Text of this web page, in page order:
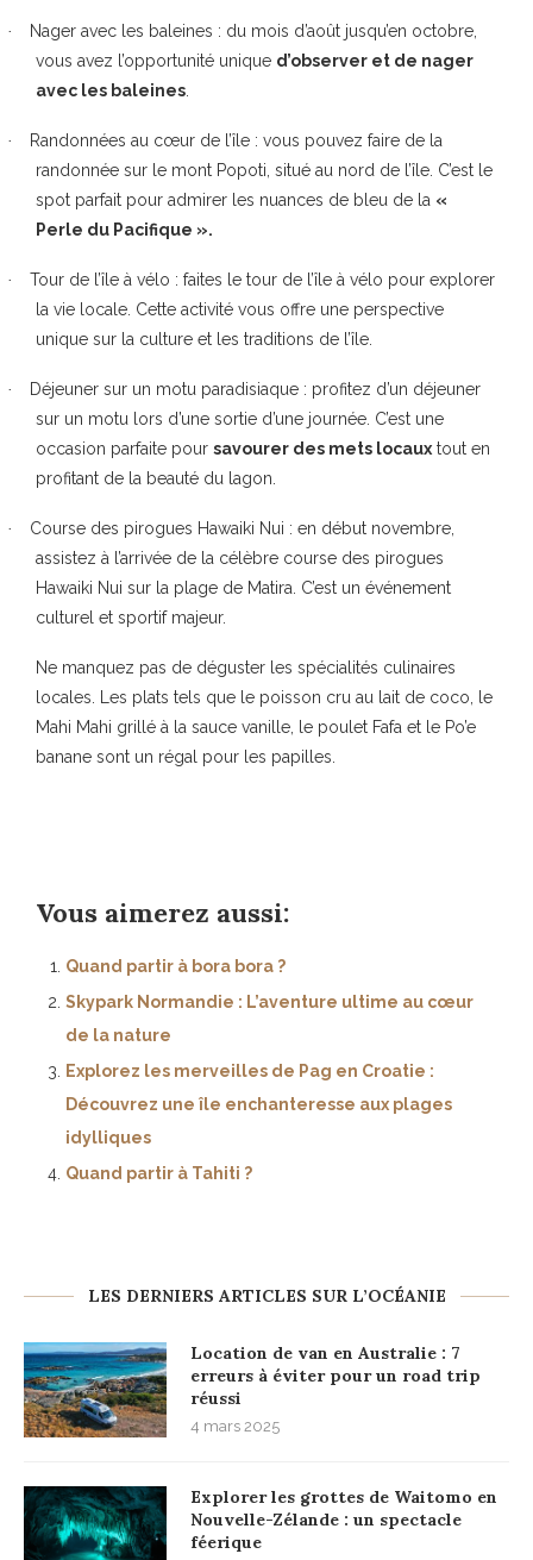
· Nager avec les baleines : du mois d’août jusqu’en octobre,
vous avez l’opportunité unique d’observer et de nager
avec les baleines
· Randonnées au cœur de l’île : vous pouvez faire de la
randonnée sur le mont Popoti, situé au nord de l’île. C’est le
spot parfait pour admirer les nuances de bleu de la «
Perle du Pacifique ».
· Tour de l’île à vélo : faites le tour de l’île à vélo pour explorer
la vie locale. Cette activité vous offre une perspective
unique sur la culture et les traditions de l’île.
· Déjeuner sur un motu paradisiaque : profitez d’un déjeuner
sur un motu lors d’une sortie d’une journée. C’est une
occasion parfaite pour savourer des mets locaux tout en
profitant de la beauté du lagon.
· Course des pirogues Hawaiki Nui : en début novembre,
assistez à l’arrivée de la célèbre course des pirogues
Hawaiki Nui sur la plage de Matira. C’est un événement
culturel et sportif majeur.
Ne manquez pas de déguster les spécialités culinaires
locales. Les plats tels que le poisson cru au lait de coco, le
Mahi Mahi grillé à la sauce vanille, le poulet Fafa et le Po’e
banane sont un régal pour les papilles.
Vous aimerez aussi:
Quand partir à bora bora ?
Skypark Normandie : L’aventure ultime au cœur
de la nature
Explorez les merveilles de Pag en Croatie :
Découvrez une île enchanteresse aux plages
idylliques
Quand partir à Tahiti ?
LES DERNIERS ARTICLES SUR L’OCÉANIE
Location de van en Australie : 7
erreurs à éviter pour un road trip
réussi
4 mars 2025
Explorer les grottes de Waitomo en
Nouvelle-Zélande : un spectacle
féerique